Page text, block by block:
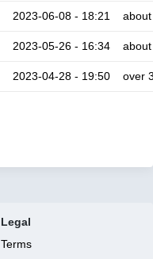
2023-06-08 - 18:21
2023-05-26 - 16:34
2023-04-28 - 19:50 over
Legal
Terms